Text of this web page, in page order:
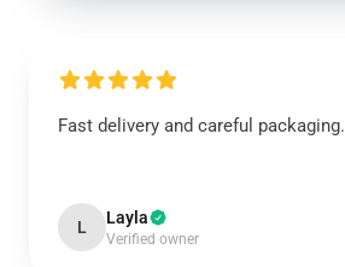
Fast delivery and careful packaging.
L Layla
Verified owner